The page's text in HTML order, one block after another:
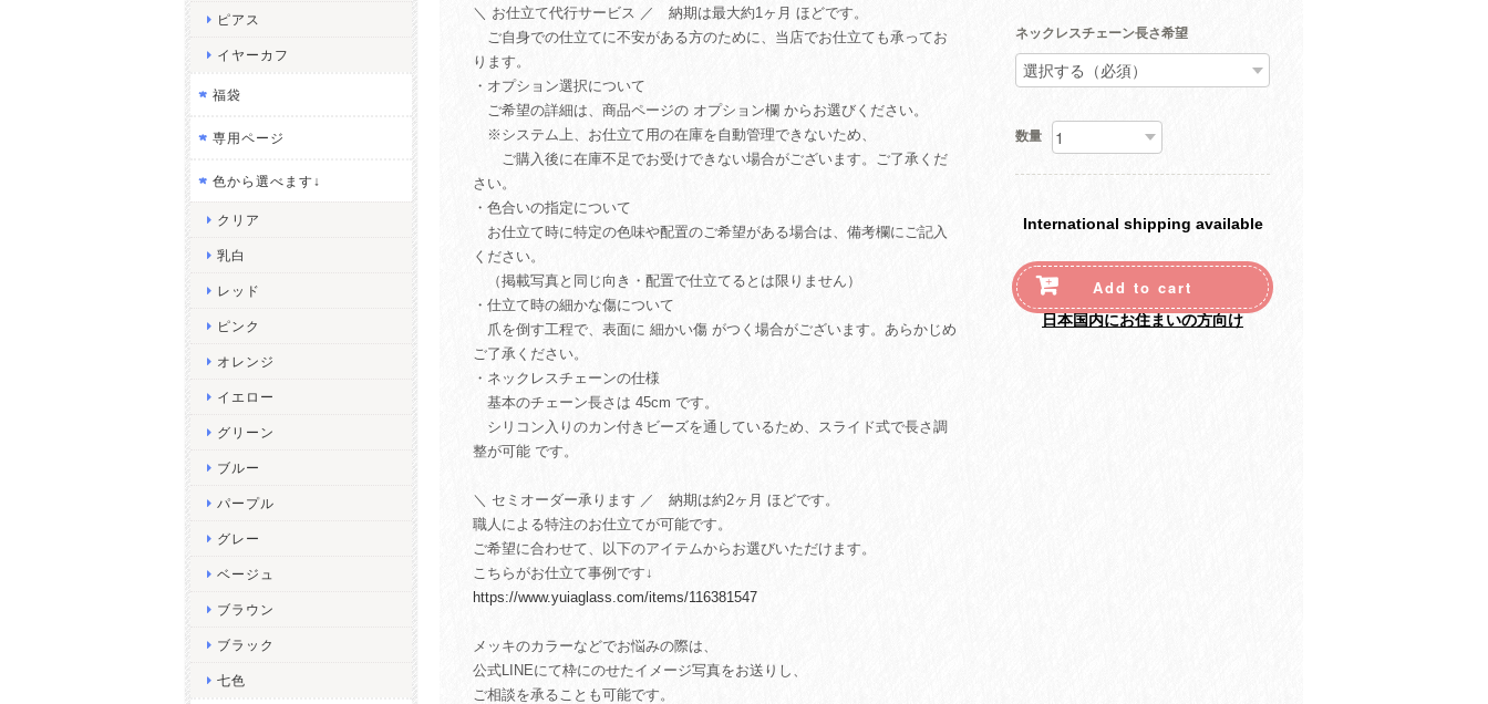
＼ お仕立て代行サービス ／ 納期は最大約1ヶ月 ほどです。
ご自身での仕立てに不安がある方のために、当店でお仕立ても承ってお
ります。
・オプション選択について
ご希望の詳細は、商品ページの オプション欄 からお選びください。
※システム上、お仕立て用の在庫を自動管理できないため、
ご購入後に在庫不足でお受けできない場合がございます。ご了承くだ
さい。
・色合いの指定について
お仕立て時に特定の色味や配置のご希望がある場合は、備考欄にご記入
ください。
（掲載写真と同じ向き・配置で仕立てるとは限りません）
・仕立て時の細かな傷について
爪を倒す工程で、表面に 細かい傷 がつく場合がございます。あらかじめ
ご了承ください。
・ネックレスチェーンの仕様
基本のチェーン長さは 45cm です。
シリコン入りのカン付きビーズを通しているため、スライド式で長さ調
整が可能 です。
＼ セミオーダー承ります ／ 納期は約2ヶ月 ほどです。
職人による特注のお仕立てが可能です。
ご希望に合わせて、以下のアイテムからお選びいただけます。
こちらがお仕立て事例です↓
https://www.yuiaglass.com/items/116381547
メッキのカラーなどでお悩みの際は、
公式LINEにて枠にのせたイメージ写真をお送りし、
ご相談を承ることも可能です。
ネックレスチェーン長さ希望
数量
International shipping available
Add to cart
日本国内にお住まいの方向け
ピアス
イヤーカフ
福袋
専用ページ
色から選べます↓
クリア
乳白
レッド
ピンク
オレンジ
イエロー
グリーン
ブルー
パープル
グレー
ベージュ
ブラウン
ブラック
七色